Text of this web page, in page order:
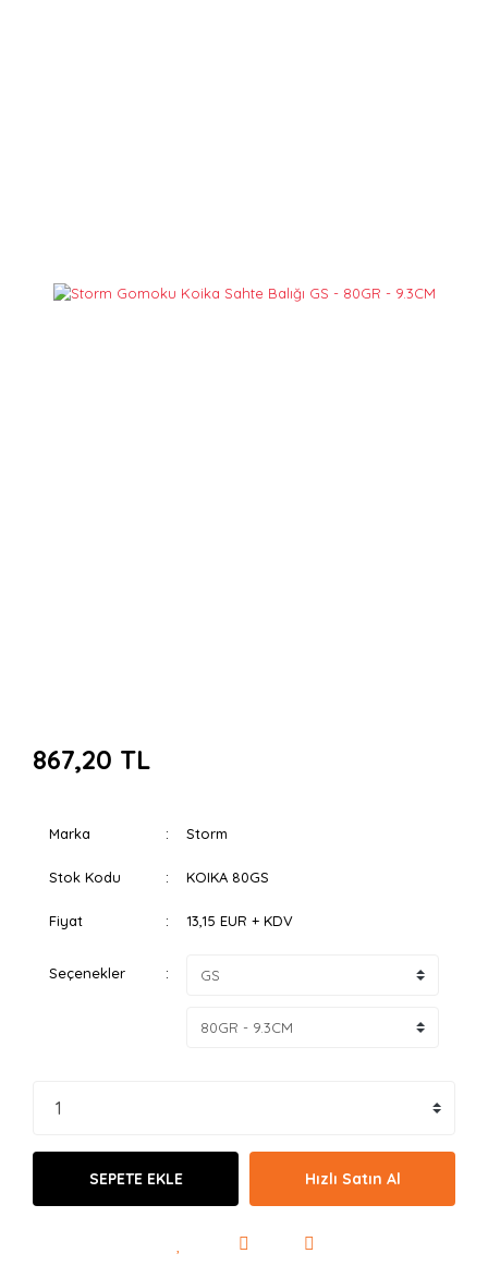
867,20 TL
Marka Storm
Stok Kodu KOIKA 80GS
Fiyat 13,15 EUR + KDV
Seçenekler
SEPETE EKLE Hızlı Satın Al